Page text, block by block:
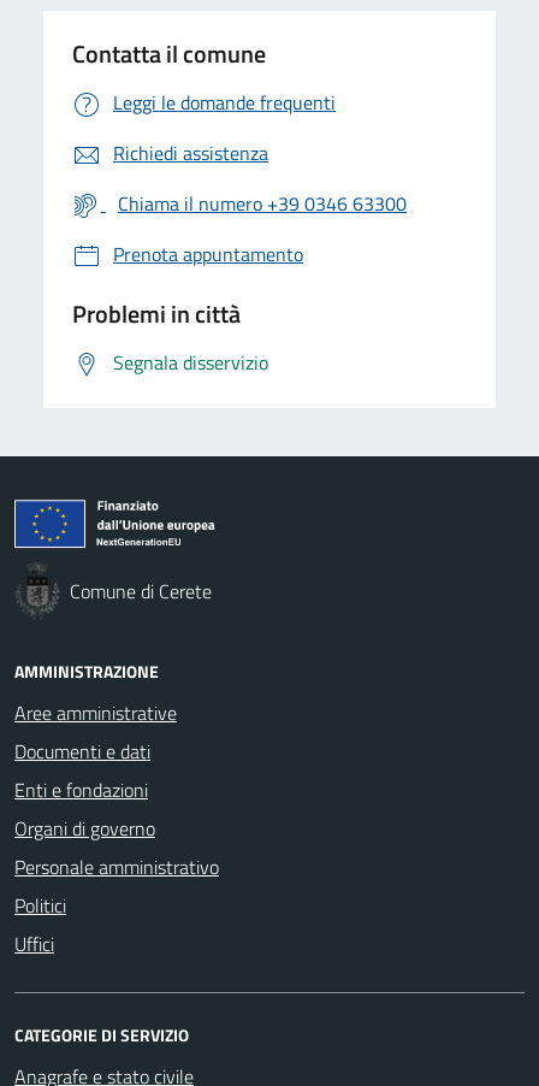
Contatta il comune
Leggi le domande frequenti
Richiedi assistenza
Chiama il numero +39 0346 63300
Prenota appuntamento
Problemi in città
Segnala disservizio
Comune di Cerete
AMMINISTRAZIONE
Aree amministrative
Documenti e dati
Enti e fondazioni
Organi di governo
Personale amministrativo
Politici
Uffici
CATEGORIE DI SERVIZIO
Anagrafe e stato civile